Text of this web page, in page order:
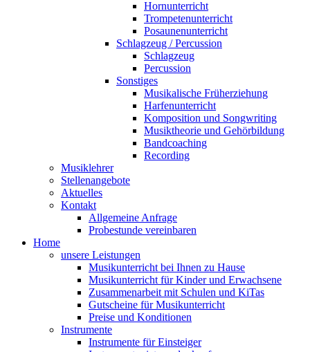
Hornunterricht
Trompetenunterricht
Posaunenunterricht
Schlagzeug / Percussion
Schlagzeug
Percussion
Sonstiges
Musikalische Früherziehung
Harfenunterricht
Komposition und Songwriting
Musiktheorie und Gehörbildung
Bandcoaching
Recording
Musiklehrer
Stellenangebote
Aktuelles
Kontakt
Allgemeine Anfrage
Probestunde vereinbaren
Home
unsere Leistungen
Musikunterricht bei Ihnen zu Hause
Musikunterricht für Kinder und Erwachsene
Zusammenarbeit mit Schulen und KiTas
Gutscheine für Musikunterricht
Preise und Konditionen
Instrumente
Instrumente für Einsteiger